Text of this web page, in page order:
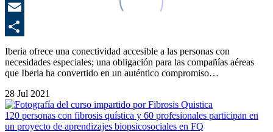
Iberia ofrece una conectividad accesible a las personas con
necesidades especiales; una obligación para las compañías aéreas
que Iberia ha convertido en un auténtico compromiso…
28 Jul 2021
120 personas con fibrosis quística y 60 profesionales participan en
un proyecto de aprendizajes biopsicosociales en FQ